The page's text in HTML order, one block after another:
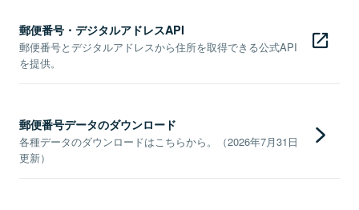
郵便番号・デジタルアドレスAPI
郵便番号とデジタルアドレスから住所を取得できる公式API
を提供。
郵便番号データのダウンロード
各種データのダウンロードはこちらから。（2026年7月31日
更新）